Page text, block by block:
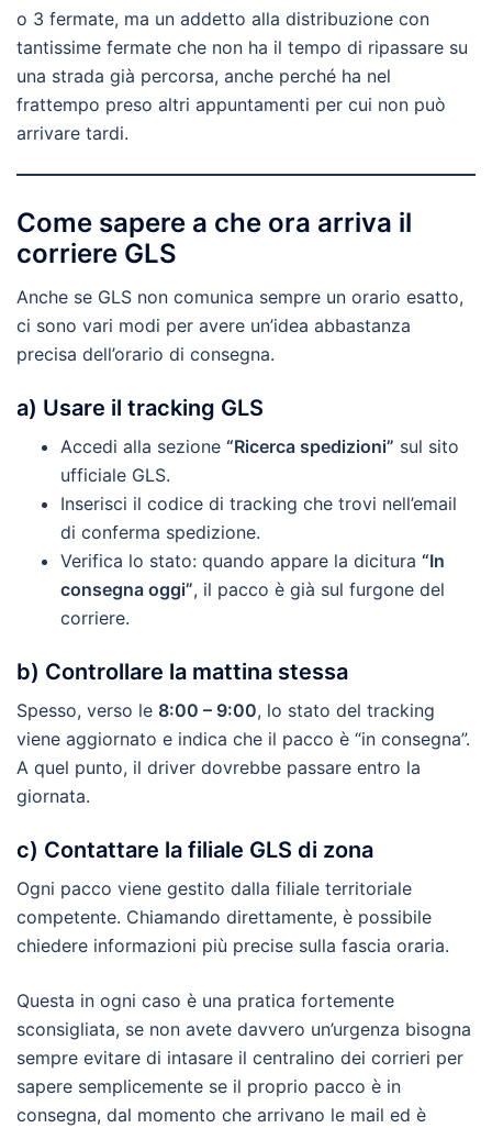
o 3 fermate, ma un addetto alla distribuzione con
tantissime fermate che non ha il tempo di ripassare su
una strada già percorsa, anche perché ha nel
frattempo preso altri appuntamenti per cui non può
arrivare tardi.
Come sapere a che ora arriva il
corriere GLS
Anche se GLS non comunica sempre un orario esatto,
ci sono vari modi per avere un’idea abbastanza
precisa dell’orario di consegna.
a) Usare il tracking GLS
Accedi alla sezione “Ricerca spedizioni” sul sito
ufficiale GLS.
Inserisci il codice di tracking che trovi nell’email
di conferma spedizione.
Verifica lo stato: quando appare la dicitura “In
consegna oggi”, il pacco è già sul furgone del
corriere.
b) Controllare la mattina stessa
Spesso, verso le 8:00 – 9:00, lo stato del tracking
viene aggiornato e indica che il pacco è “in consegna”.
A quel punto, il driver dovrebbe passare entro la
giornata.
c) Contattare la filiale GLS di zona
Ogni pacco viene gestito dalla filiale territoriale
competente. Chiamando direttamente, è possibile
chiedere informazioni più precise sulla fascia oraria.
Questa in ogni caso è una pratica fortemente
sconsigliata, se non avete davvero un’urgenza bisogna
sempre evitare di intasare il centralino dei corrieri per
sapere semplicemente se il proprio pacco è in
consegna, dal momento che arrivano le mail ed è